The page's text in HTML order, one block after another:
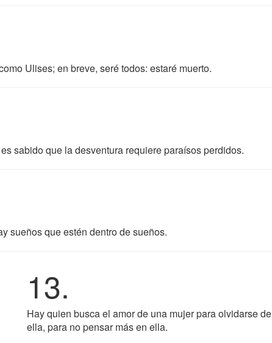
Ulises; en breve, seré todos: estaré muerto.
sabido que la desventura requiere paraísos perdidos.
sueños que estén dentro de sueños.
13.
Hay quien busca el amor de una mujer para olvidarse de
ella, para no pensar más en ella.